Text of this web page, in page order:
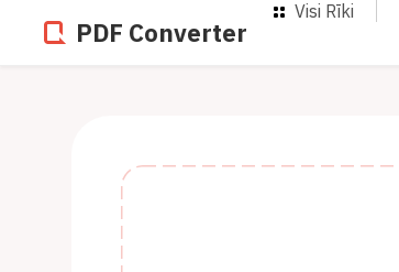
PDF Converter
Visi Rīki